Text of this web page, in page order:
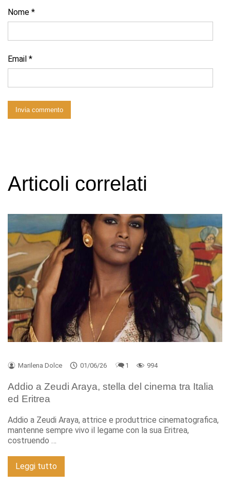
Nome *
Email *
Articoli correlati
Marilena Dolce 01/06/26 1 994
Addio a Zeudi Araya, stella del cinema tra Italia
ed Eritrea
Addio a Zeudi Araya, attrice e produttrice cinematografica,
mantenne sempre vivo il legame con la sua Eritrea,
costruendo …
Leggi tutto